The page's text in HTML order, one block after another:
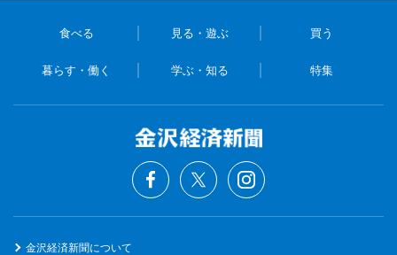
食べる 見る・遊ぶ 買う
暮らす・働く 学ぶ・知る 特集
金沢経済新聞について